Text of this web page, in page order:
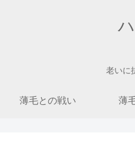
老いに
薄毛との戦い 薄